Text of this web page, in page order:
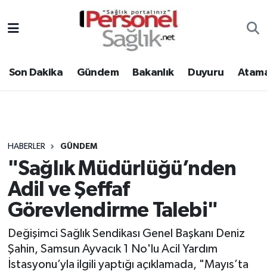
Son Dakika Gündem Bakanlık Duyuru
HABERLER GÜNDEM
"Sağlık Müdürlüğü’nden
Adil ve Şeffaf
Görevlendirme Talebi"
Değişimci Sağlık Sendikası Genel Başkanı Deniz
Şahin, Samsun Ayvacık 1 No'lu Acil Yardım
İstasyonu’yla ilgili yaptığı açıklamada, "Mayıs’ta
Gündem
Atamalar
Mevzuat
Sendika
Kpss - Sınav
Nöbetçi Eczaneler
Hava Durumu
Tüm Manşetler
Son Dakika Haberleri
Haber Arşivi